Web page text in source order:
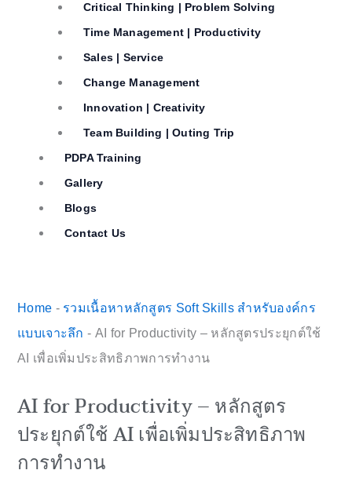
Critical Thinking | Problem Solving
Time Management | Productivity
Sales | Service
Change Management
Innovation | Creativity
Team Building | Outing Trip
PDPA Training
Gallery
Blogs
Contact Us
Home - รวมเนื้อหาหลักสูตร Soft Skills สำหรับองค์กร
แบบเจาะลึก - AI for Productivity – หลักสูตรประยุกต์ใช้
AI เพื่อเพิ่มประสิทธิภาพการทำงาน
AI for Productivity – หลักสูตร
ประยุกต์ใช้ AI เพื่อเพิ่มประสิทธิภาพ
การทำงาน